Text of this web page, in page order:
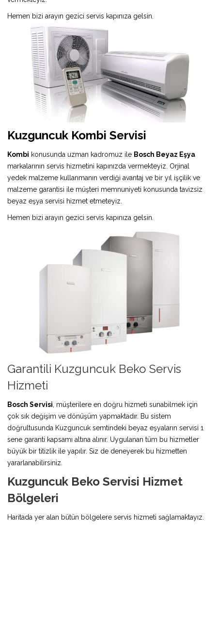
Hemen bizi arayın gezici servis kapınıza gelsin.
Kuzguncuk Kombi Servisi
Kombi konusunda uzman kadromuz ile Bosch Beyaz Eşya
markalarının servis hizmetini kapınızda vermekteyiz. Orjinal
yedek malzeme kullanmanın verdiği avantaj ve bir yıl işçilik ve
malzeme garantisi ile müşteri memnuniyeti konusunda tavizsiz
beyaz eşya servisi hizmet etmeteyiz.
Hemen bizi arayın gezici servis kapınıza gelsin.
Garantili Kuzguncuk Beko Servis
Hizmeti
Bosch Servisi , müşterilere en doğru hizmeti sunabilmek için
çok sık değişim ve dönüşüm yapmaktadır. Bu sistem
doğrultusunda Kuzguncuk semtindeki beyaz eşyaların servisi 1
sene garanti kapsamı altına alınır. Uygulanan tüm bu hizmetler
büyük bir titizlik ile yapılır. Siz de deneyerek bu hizmetten
yararlanabilirsiniz.
Kuzguncuk Beko Servisi Hizmet
Bölgeleri
Haritada yer alan bütün bölgelere servis hizmeti sağlamaktayız.